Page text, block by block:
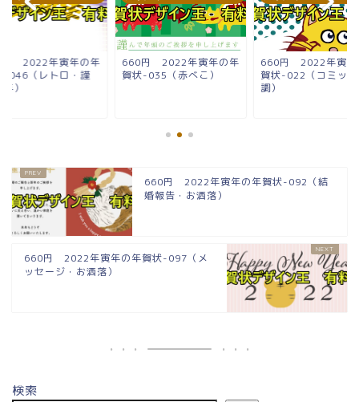
2022年寅年の年
-046（レトロ・謹
）
660円 2022年寅年の年
賀状-035（赤べこ）
660円 2022年寅年
賀状-022（コミック
調）
660円 2022年寅年の年賀状-092（結
婚報告・お洒落）
660円 2022年寅年の年賀状-097（メ
ッセージ・お洒落）
検索